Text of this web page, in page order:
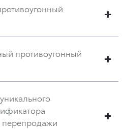
противоугонный